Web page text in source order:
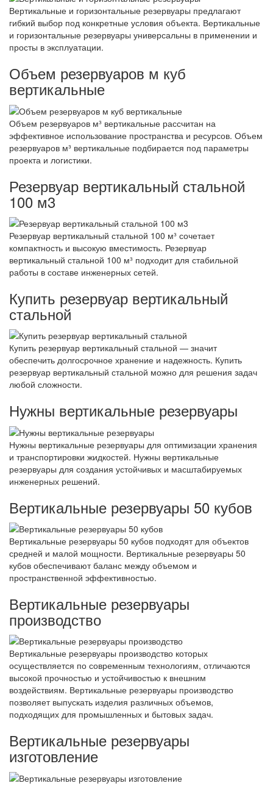
Вертикальные и горизонтальные резервуары предлагают
гибкий выбор под конкретные условия объекта. Вертикальные
и горизонтальные резервуары универсальны в применении и
просты в эксплуатации.
Объем резервуаров м куб
вертикальные
Объем резервуаров м³ вертикальные рассчитан на
эффективное использование пространства и ресурсов. Объем
резервуаров м³ вертикальные подбирается под параметры
проекта и логистики.
Резервуар вертикальный стальной
100 м3
Резервуар вертикальный стальной 100 м³ сочетает
компактность и высокую вместимость. Резервуар
вертикальный стальной 100 м³ подходит для стабильной
работы в составе инженерных сетей.
Купить резервуар вертикальный
стальной
Купить резервуар вертикальный стальной — значит
обеспечить долгосрочное хранение и надежность. Купить
резервуар вертикальный стальной можно для решения задач
любой сложности.
Нужны вертикальные резервуары
Нужны вертикальные резервуары для оптимизации хранения
и транспортировки жидкостей. Нужны вертикальные
резервуары для создания устойчивых и масштабируемых
инженерных решений.
Вертикальные резервуары 50 кубов
Вертикальные резервуары 50 кубов подходят для объектов
средней и малой мощности. Вертикальные резервуары 50
кубов обеспечивают баланс между объемом и
пространственной эффективностью.
Вертикальные резервуары
производство
Вертикальные резервуары производство которых
осуществляется по современным технологиям, отличаются
высокой прочностью и устойчивостью к внешним
воздействиям. Вертикальные резервуары производство
позволяет выпускать изделия различных объемов,
подходящих для промышленных и бытовых задач.
Вертикальные резервуары
изготовление